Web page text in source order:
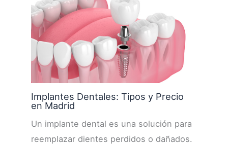
Implantes Dentales: Tipos y Precio
en Madrid
Un implante dental es una solución para
reemplazar dientes perdidos o dañados.